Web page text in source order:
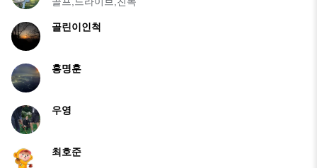
골린이인척
홍명훈
우영
최호준